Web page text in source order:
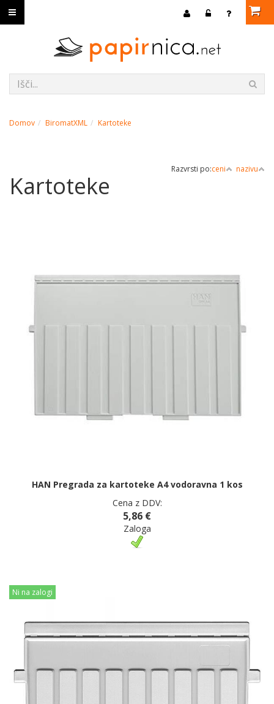
Domov BiromatXML Kartoteke
Razvrsti po:ceni nazivu
Kartoteke
HAN Pregrada za kartoteke A4 vodoravna 1 kos
Cena z DDV:
5,86 €
Zaloga
Ni na zalogi